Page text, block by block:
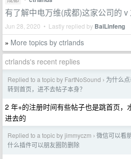
有了解中电万维(成都)这家公司的 v
Jun 28, 2020 • Lastly replied by BaiLinfeng
» More topics by ctrlands
ctrlands's recent replies
Replied to a topic by FartNoSound › 为什么
转到首页，进不去帖子本身？
2 年+的注册时间有些帖子也是跳首页，
进去的
Replied to a topic by jimmyczm › 微信可以看
什么插件可以朋友圈防删除